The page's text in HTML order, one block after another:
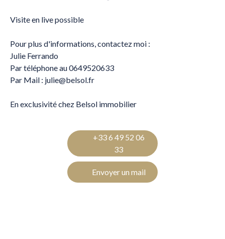
Visite en live possible
Pour plus d'informations, contactez moi :
Julie Ferrando
Par téléphone au 0649520633
Par Mail : julie@belsol.fr
En exclusivité chez Belsol immobilier
+33 6 49 52 06
33
Envoyer un mail